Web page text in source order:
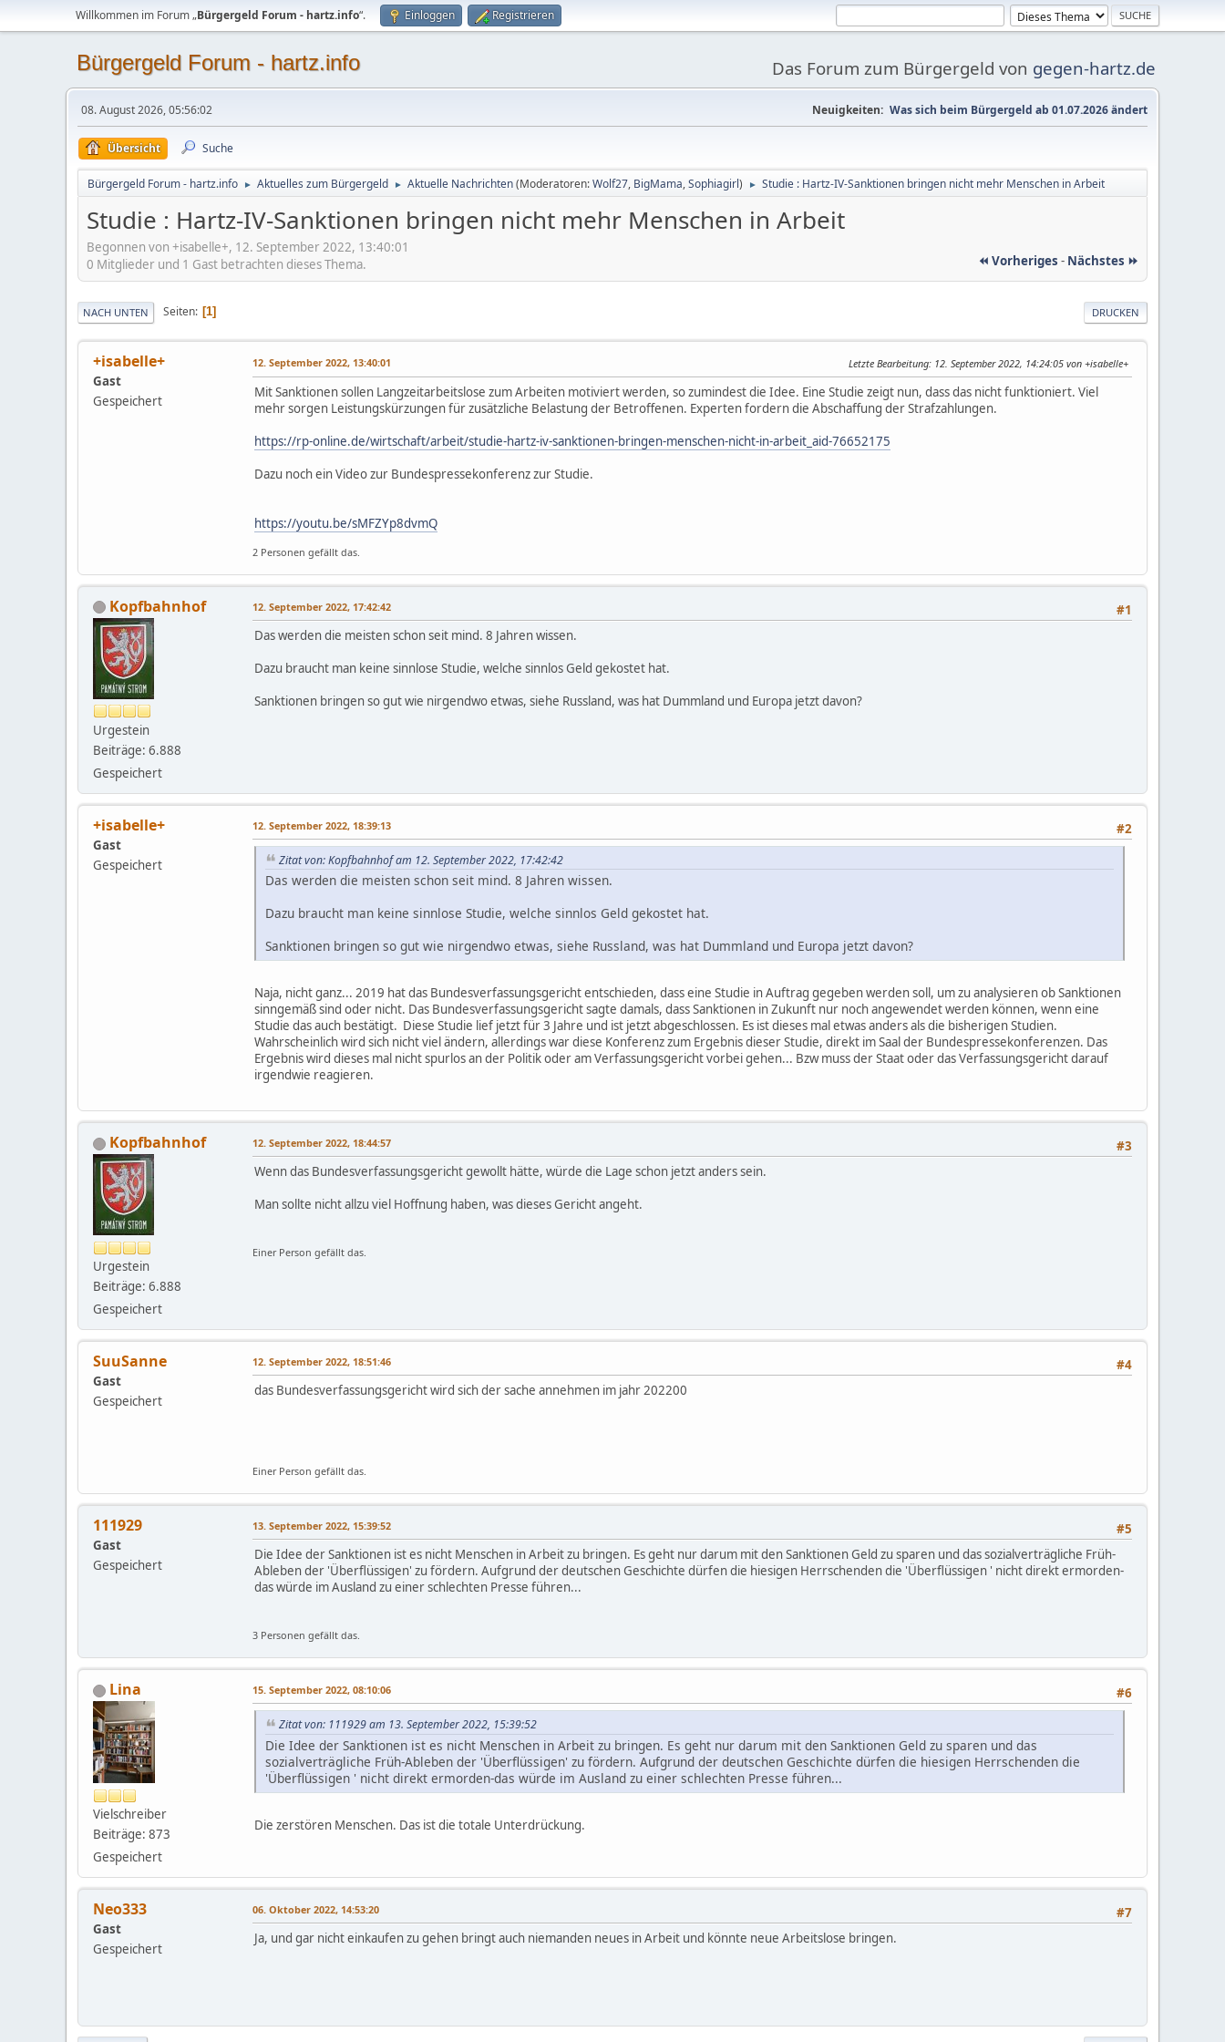
Willkommen im Forum „Bürgergeld Forum - hartz.info“. Einloggen Registrieren
Bürgergeld Forum - hartz.info Das Forum zum Bürgergeld von gegen-hartz.de
08. August 2026, 05:56:02 Neuigkeiten: Was sich beim Bürgergeld ab 01.07.2026 ändert
Übersicht Suche
Bürgergeld Forum - hartz.info ► Aktuelles zum Bürgergeld ► Aktuelle Nachrichten(Moderatoren:Wolf27, BigMama,Sophiagirl) ► Studie : Hartz-IV-Sanktionen bringen nicht mehr Menschen in Arbeit
Studie : Hartz-IV-Sanktionen bringen nicht mehr Menschen in Arbeit
Begonnen von +isabelle+, 12. September 2022, 13:40:01
⏪ Vorheriges - Nächstes ⏩
0 Mitglieder und 1 Gast betrachten dieses Thema.
DRUCKEN
NACH UNTEN Seiten 1
+isabelle+
Gast
Gespeichert
12. September 2022, 13:40:01 Letzte Bearbeitung: 12. September 2022, 14:24:05 von +isabelle+
Mit Sanktionen sollen Langzeitarbeitslose zum Arbeiten motiviert werden, so zumindest die Idee. Eine Studie zeigt nun, dass das nicht funktioniert. Viel
mehr sorgen Leistungskürzungen für zusätzliche Belastung der Betroffenen. Experten fordern die Abschaffung der Strafzahlungen.
https://rp-online.de/wirtschaft/arbeit/studie-hartz-iv-sanktionen-bringen-menschen-nicht-in-arbeit_aid-76652175
Dazu noch ein Video zur Bundespressekonferenz zur Studie.
https://youtu.be/sMFZYp8dvmQ
2 Personen gefällt das.
Kopfbahnhof
Urgestein
Beiträge: 6.888
Gespeichert
#1
12. September 2022, 17:42:42
Das werden die meisten schon seit mind. 8 Jahren wissen.
Dazu braucht man keine sinnlose Studie, welche sinnlos Geld gekostet hat.
Sanktionen bringen so gut wie nirgendwo etwas, siehe Russland, was hat Dummland und Europa jetzt davon?
+isabelle+
Gast
Gespeichert
#2
12. September 2022, 18:39:13
Zitat von: Kopfbahnhof am 12. September 2022, 17:42:42
Das werden die meisten schon seit mind. 8 Jahren wissen.
Dazu braucht man keine sinnlose Studie, welche sinnlos Geld gekostet hat.
Sanktionen bringen so gut wie nirgendwo etwas, siehe Russland, was hat Dummland und Europa jetzt davon?
Naja, nicht ganz... 2019 hat das Bundesverfassungsgericht entschieden, dass eine Studie in Auftrag gegeben werden soll, um zu analysieren ob Sanktionen
sinngemäß sind oder nicht. Das Bundesverfassungsgericht sagte damals, dass Sanktionen in Zukunft nur noch angewendet werden können, wenn eine
Studie das auch bestätigt. Diese Studie lief jetzt für 3 Jahre und ist jetzt abgeschlossen. Es ist dieses mal etwas anders als die bisherigen Studien.
Wahrscheinlich wird sich nicht viel ändern, allerdings war diese Konferenz zum Ergebnis dieser Studie, direkt im Saal der Bundespressekonferenzen. Das
Ergebnis wird dieses mal nicht spurlos an der Politik oder am Verfassungsgericht vorbei gehen... Bzw muss der Staat oder das Verfassungsgericht darauf
irgendwie reagieren.
Kopfbahnhof
Urgestein
Beiträge: 6.888
Gespeichert
#3
12. September 2022, 18:44:57
Wenn das Bundesverfassungsgericht gewollt hätte, würde die Lage schon jetzt anders sein.
Man sollte nicht allzu viel Hoffnung haben, was dieses Gericht angeht.
Einer Person gefällt das.
SuuSanne
Gast
Gespeichert
#4
12. September 2022, 18:51:46
das Bundesverfassungsgericht wird sich der sache annehmen im jahr 202200
Einer Person gefällt das.
111929
Gast
Gespeichert
#5
13. September 2022, 15:39:52
Die Idee der Sanktionen ist es nicht Menschen in Arbeit zu bringen. Es geht nur darum mit den Sanktionen Geld zu sparen und das sozialverträgliche Früh-
Ableben der 'Überflüssigen' zu fördern. Aufgrund der deutschen Geschichte dürfen die hiesigen Herrschenden die 'Überflüssigen ' nicht direkt ermorden-
das würde im Ausland zu einer schlechten Presse führen...
3 Personen gefällt das.
Lina
Vielschreiber
Beiträge: 873
Gespeichert
#6
15. September 2022, 08:10:06
Zitat von: 111929 am 13. September 2022, 15:39:52
Die Idee der Sanktionen ist es nicht Menschen in Arbeit zu bringen. Es geht nur darum mit den Sanktionen Geld zu sparen und das
sozialverträgliche Früh-Ableben der 'Überflüssigen' zu fördern. Aufgrund der deutschen Geschichte dürfen die hiesigen Herrschenden die
'Überflüssigen ' nicht direkt ermorden-das würde im Ausland zu einer schlechten Presse führen...
Die zerstören Menschen. Das ist die totale Unterdrückung.
Neo333
Gast
Gespeichert
#7
06. Oktober 2022, 14:53:20
Ja, und gar nicht einkaufen zu gehen bringt auch niemanden neues in Arbeit und könnte neue Arbeitslose bringen.